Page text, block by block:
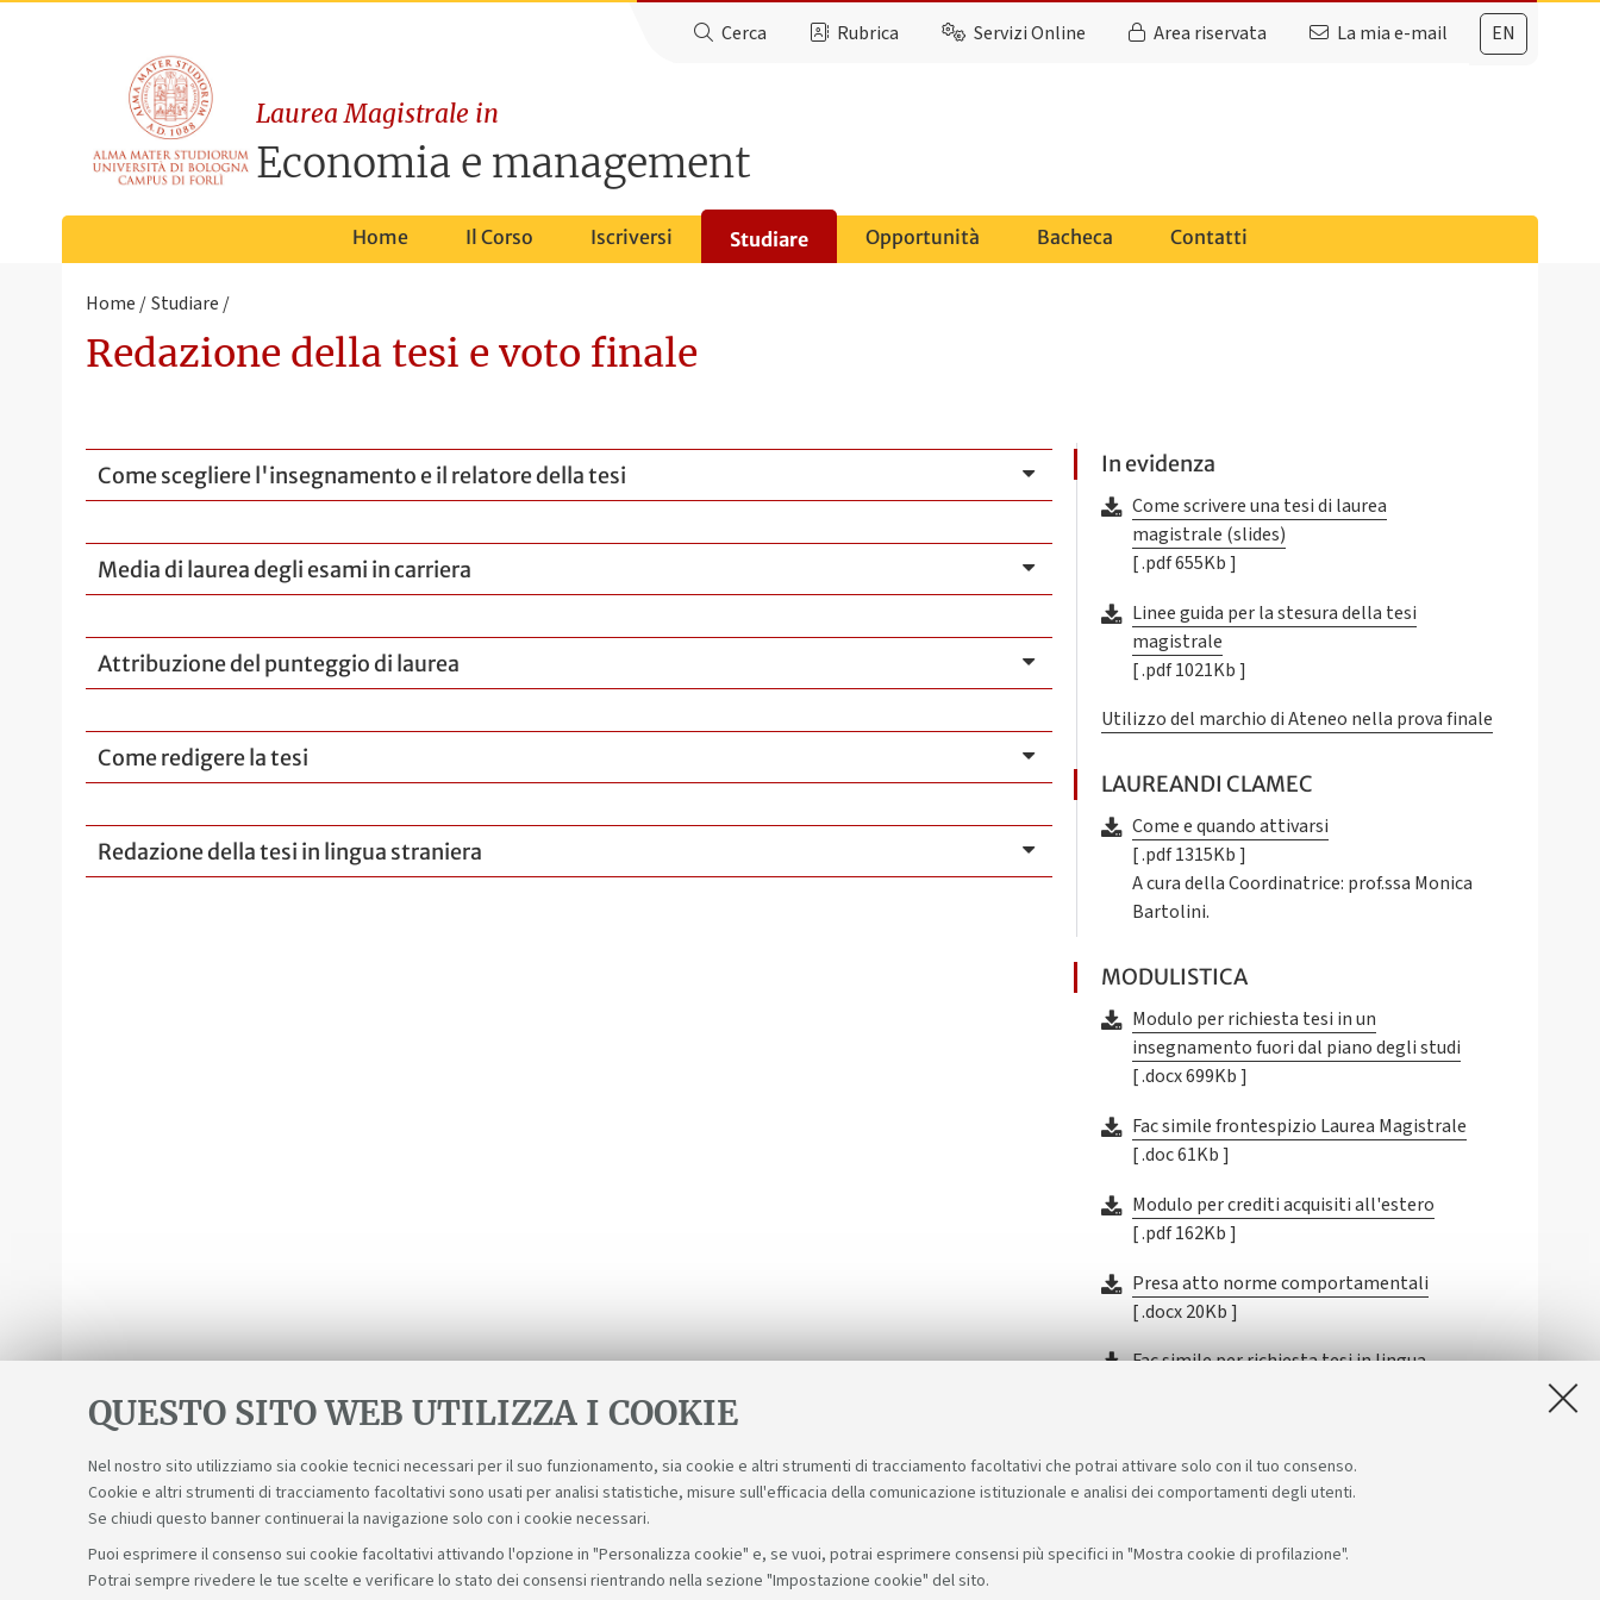
QUESTO SITO WEB UTILIZZA I COOKIE
Nel nostro sito utilizziamo sia cookie tecnici necessari per il suo funzionamento, sia cookie e altri strumenti di tracciamento facoltativi che potrai attivare solo con il tuo consenso.
Cookie e altri strumenti di tracciamento facoltativi sono usati per analisi statistiche, misure sull'efficacia della comunicazione istituzionale e analisi dei comportamenti degli utenti.
Se chiudi questo banner continuerai la navigazione solo con i cookie necessari.
Puoi esprimere il consenso sui cookie facoltativi attivando l'opzione in "Personalizza cookie" e, se vuoi, potrai esprimere consensi più specifici in "Mostra cookie di profilazione".
Potrai sempre rivedere le tue scelte e verificare lo stato dei consensi rientrando nella sezione "Impostazione cookie" del sito.
EN
Cerca Rubrica Servizi Online Area riservata La mia e-mail
Laurea Magistrale in
Economia e management
Home Il Corso Iscriversi Studiare Opportunità Bacheca Contatti
Home Studiare
Redazione della tesi e voto finale
Come scegliere l'insegnamento e il relatore della tesi
Media di laurea degli esami in carriera
Attribuzione del punteggio di laurea
Come redigere la tesi
Redazione della tesi in lingua straniera
In evidenza
Come scrivere una tesi di laurea
magistrale (slides)
[ .pdf 655Kb ]
Linee guida per la stesura della tesi
magistrale
[ .pdf 1021Kb ]
Utilizzo del marchio di Ateneo nella prova finale
LAUREANDI CLAMEC
Come e quando attivarsi
[ .pdf 1315Kb ]
A cura della Coordinatrice: prof.ssa Monica
Bartolini.
MODULISTICA
Modulo per richiesta tesi in un
insegnamento fuori dal piano degli studi
[ .docx 699Kb ]
Fac simile frontespizio Laurea Magistrale
[ .doc 61Kb ]
Modulo per crediti acquisiti all'estero
[ .pdf 162Kb ]
Presa atto norme comportamentali
[ .docx 20Kb ]
Fac simile per richiesta tesi in lingua